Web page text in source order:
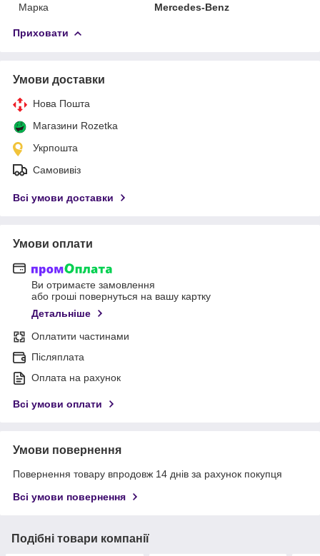
Марка
Mercedes-Benz
Приховати
Умови доставки
Нова Пошта
Магазини Rozetka
Укрпошта
Самовивіз
Всі умови доставки
Умови оплати
Ви отримаєте замовлення
або гроші повернуться на вашу картку
Детальніше
Оплатити частинами
Післяплата
Оплата на рахунок
Всі умови оплати
Умови повернення
Повернення товару впродовж 14 днів за рахунок покупця
Всі умови повернення
Подібні товари компанії